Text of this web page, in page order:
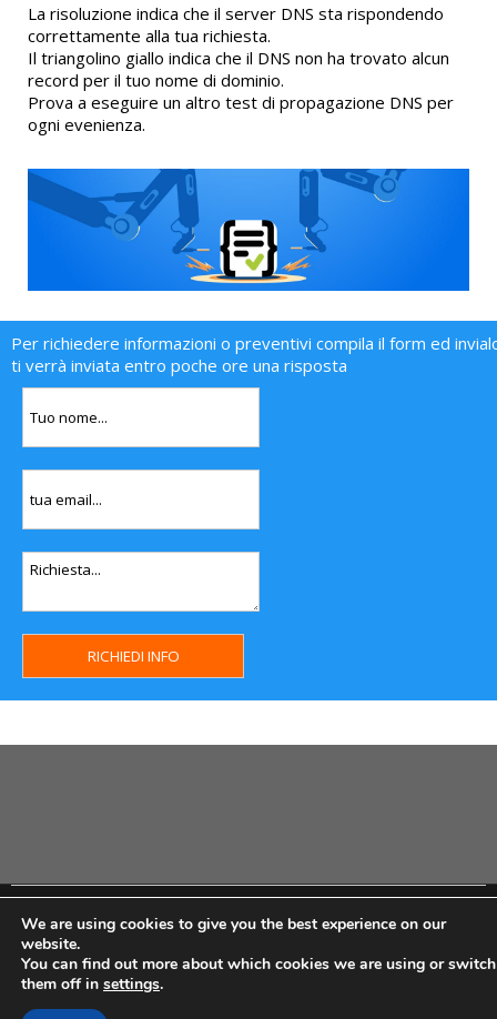
La risoluzione indica che il server DNS sta rispondendo
correttamente alla tua richiesta.
Il triangolino giallo indica che il DNS non ha trovato alcun
record per il tuo nome di dominio.
Prova a eseguire un altro test di propagazione DNS per
ogni evenienza.
Per richiedere informazioni o preventivi compila il form ed
ti verrà inviata entro poche ore una risposta
Copyright MHWeb © 2018 - Privacy & GDPR - Cookie Policy -
We are using cookies to give you the best experience on our
website.
You can find out more about which cookies we are using or switch
them off in settings.